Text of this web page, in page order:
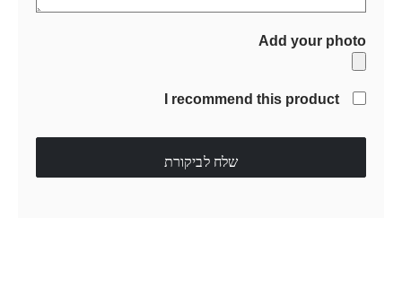
Add your photo
I recommend this product
שלח לביקורת